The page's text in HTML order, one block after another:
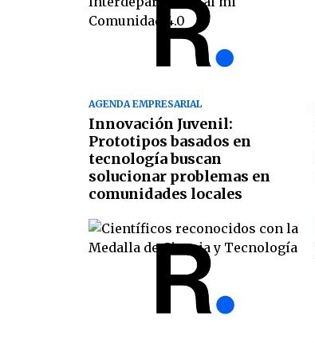
AGENDA EMPRESARIAL
Innovación Juvenil:
Prototipos basados en
tecnología buscan
solucionar problemas en
comunidades locales